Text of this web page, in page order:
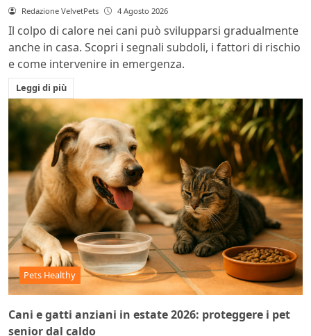
Redazione VelvetPets 4 Agosto 2026
Il colpo di calore nei cani può svilupparsi gradualmente
anche in casa. Scopri i segnali subdoli, i fattori di rischio
e come intervenire in emergenza.
Leggi di più
Pets Healthy
Cani e gatti anziani in estate 2026: proteggere i pet
senior dal caldo